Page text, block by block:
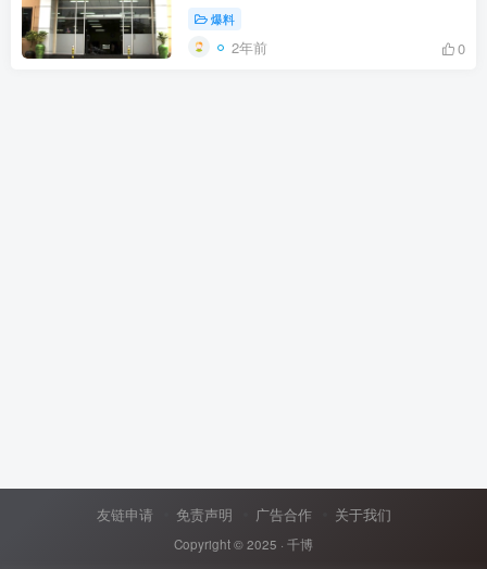
爆料
2年前 0
友链申请 免责声明 广告合作 关于我们
Copyright © 2025 · 千博